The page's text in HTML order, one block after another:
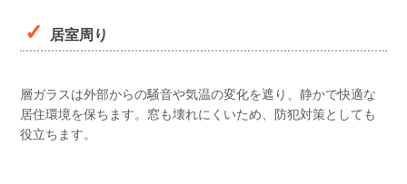
居室周り
層ガラスは外部からの騒音や気温の変化を遮り、静かで快適な
居住環境を保ちます。窓も壊れにくいため、防犯対策としても
役立ちます。